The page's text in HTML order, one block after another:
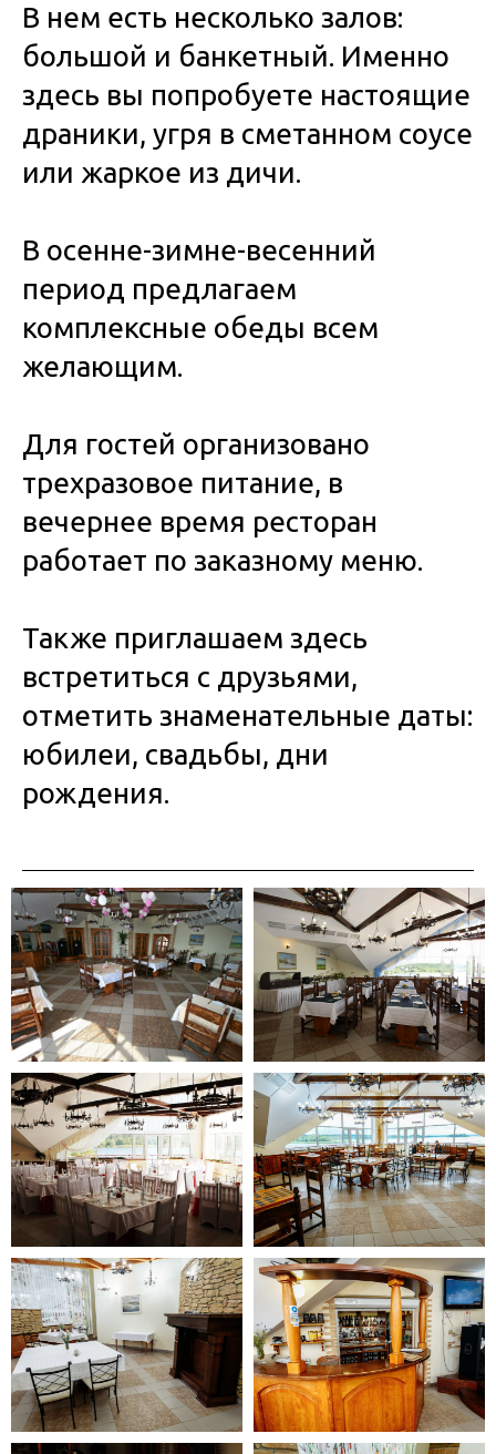
В нем есть несколько залов:
большой и банкетный. Именно
здесь вы попробуете настоящие
драники, угря в сметанном соусе
или жаркое из дичи.
В осенне-зимне-весенний
период предлагаем
комплексные обеды всем
желающим.
Для гостей организовано
трехразовое питание, в
вечернее время ресторан
работает по заказному меню.
Также приглашаем здесь
встретиться с друзьями,
отметить знаменательные даты:
юбилеи, свадьбы, дни
рождения.